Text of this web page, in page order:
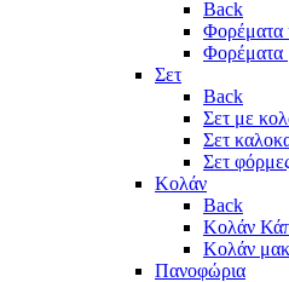
Back
Φορέματα
Φορέματα
Σετ
Back
Σετ με
Σετ
Σετ
Κολάν
Back
Κολάν
Κολάν
Πανοφώρια